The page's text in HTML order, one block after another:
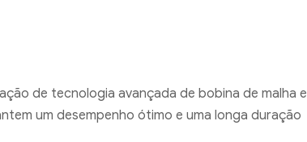
de tecnologia avançada de bobina de malha e
um desempenho ótimo e uma longa duração